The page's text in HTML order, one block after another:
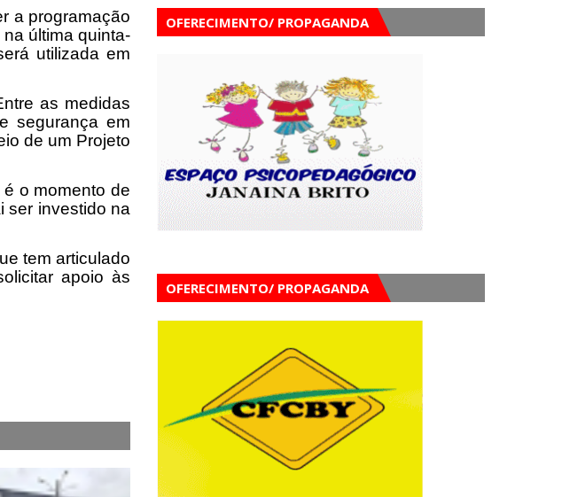
a programação
última quinta-
utilizada em
as medidas
segurança em
de um Projeto
o momento de
ser investido na
tem articulado
apoio às
OFERECIMENTO/ PROPAGANDA
OFERECIMENTO/ PROPAGANDA